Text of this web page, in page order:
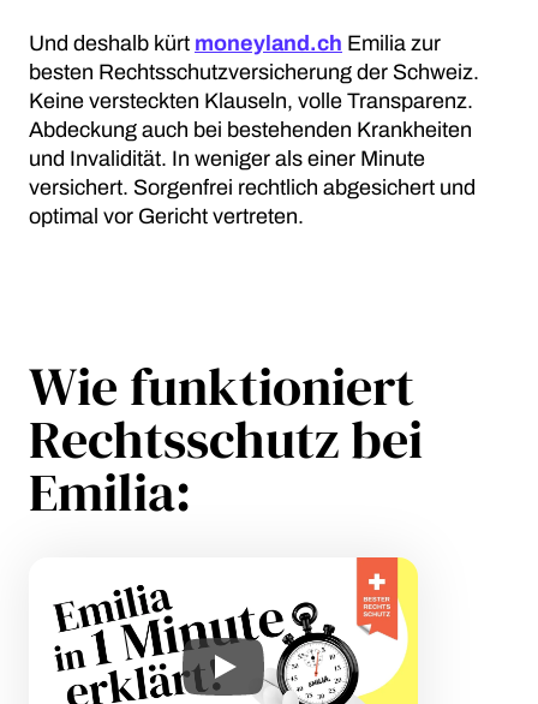
Und deshalb kürt moneyland.ch Emilia zur
besten Rechtsschutzversicherung der Schweiz.
Keine versteckten Klauseln, volle Transparenz.
Abdeckung auch bei bestehenden Krankheiten
und Invalidität. In weniger als einer Minute
versichert. Sorgenfrei rechtlich abgesichert und
optimal vor Gericht vertreten.
Wie funktioniert
Rechtsschutz bei
Emilia: